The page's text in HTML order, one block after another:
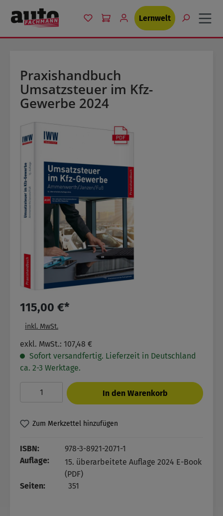
Zum Hauptinhalt springen
Du hast 0 Produkte auf dem
Lernwelt
Praxishandbuch
Umsatzsteuer im Kfz-
Gewerbe 2024
Bildergalerie überspringen
115,00 €*
inkl. MwSt.
exkl. MwSt.: 107,48 €
Sofort versandfertig. Lieferzeit in Deutschland
ca. 2-3 Werktage.
Produkt Anzahl: Gib den gewünschten
In den Warenkorb
Zum Merkzettel hinzufügen
ISBN:
Auflage:
15. überarbeitete Auflage 2024 E-Book
(PDF)
Seiten:
351
978-3-8921-2071-1